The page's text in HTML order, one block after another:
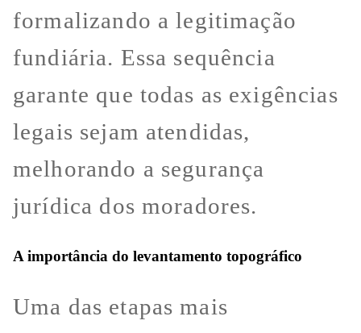
formalizando a legitimação
fundiária. Essa sequência
garante que todas as exigências
legais sejam atendidas,
melhorando a segurança
jurídica dos moradores.
A importância do levantamento topográfico
Uma das etapas mais